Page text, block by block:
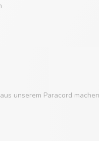
unserem Paracord